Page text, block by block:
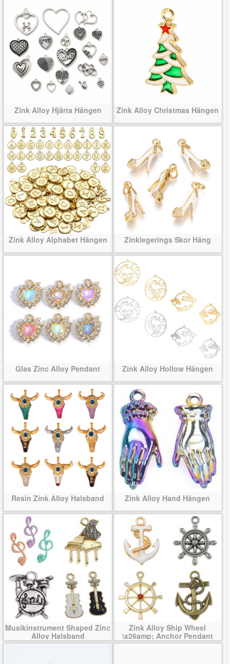
Zink Alloy Hjärta Hängen Zink Alloy Christmas Hängen
Zink Alloy Alphabet Hängen Zinklegerings Skor Häng
Glas Zinc Alloy Pendant Zink Alloy Hollow Hängen
Resin Zink Alloy Halsband Zink Alloy Hand Hängen
Musikinstrument Shaped Zinc
Alloy Halsband
Zink Alloy Ship Wheel
\x26amp; Anchor Pendant